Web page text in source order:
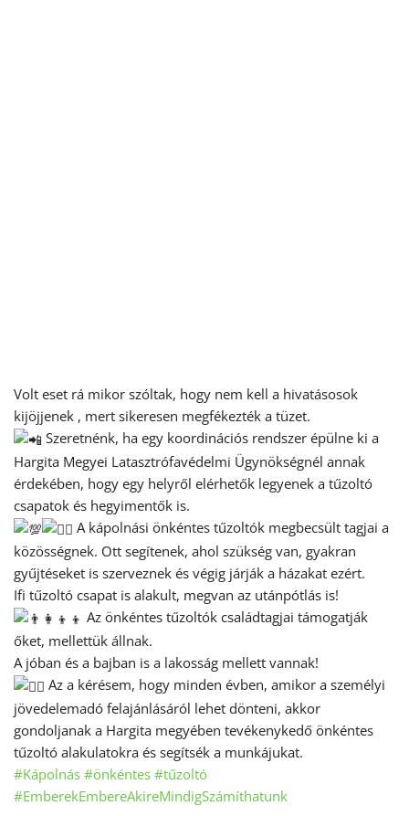
Volt eset rá mikor szóltak, hogy nem kell a hivatásosok
kijöjjenek , mert sikeresen megfékezték a tüzet.
Szeretnénk, ha egy koordinációs rendszer épülne ki a
Hargita Megyei Latasztrófavédelmi Ügynökségnél annak
érdekében, hogy egy helyről elérhetők legyenek a tűzoltó
csapatok és hegyimentők is.
A kápolnási önkéntes tűzoltók megbecsült tagjai a
közösségnek. Ott segítenek, ahol szükség van, gyakran
gyűjtéseket is szerveznek és végig járják a házakat ezért.
Ifi tűzoltó csapat is alakult, megvan az utánpótlás is!
Az önkéntes tűzoltók családtagjai támogatják
őket, mellettük állnak.
A jóban és a bajban is a lakosság mellett vannak!
Az a kérésem, hogy minden évben, amikor a személyi
jövedelemadó felajánlásáról lehet dönteni, akkor
gondoljanak a Hargita megyében tevékenykedő önkéntes
tűzoltó alakulatokra és segítsék a munkájukat.
#Kápolnás #önkéntes #tűzoltó
#EmberekEmbereAkireMindigSzámíthatunk